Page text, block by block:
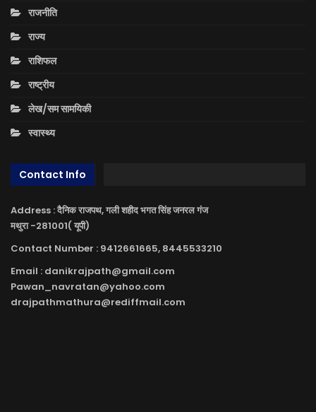
राजनीति
राज्य
राशिफल
राष्ट्रीय
लेख/सम सामयिकी
स्वास्थ्य
Contact Info
Address : दैनिक राजपथ, गली शहीद भगत सिंह जनरल गंज
मथुरा -281001( यूपी)
Contact Number : 9412661665, 8445533210
Email : danikrajpath@gmail.com
Pawan_navratan@yahoo.com
drajpathmathura@rediffmail.com